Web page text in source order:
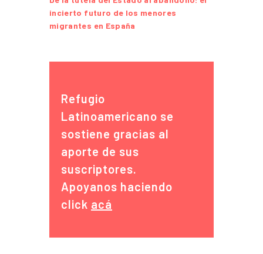
incierto futuro de los menores
migrantes en España
Refugio
Latinoamericano se
sostiene gracias al
aporte de sus
suscriptores.
Apoyanos haciendo
click acá